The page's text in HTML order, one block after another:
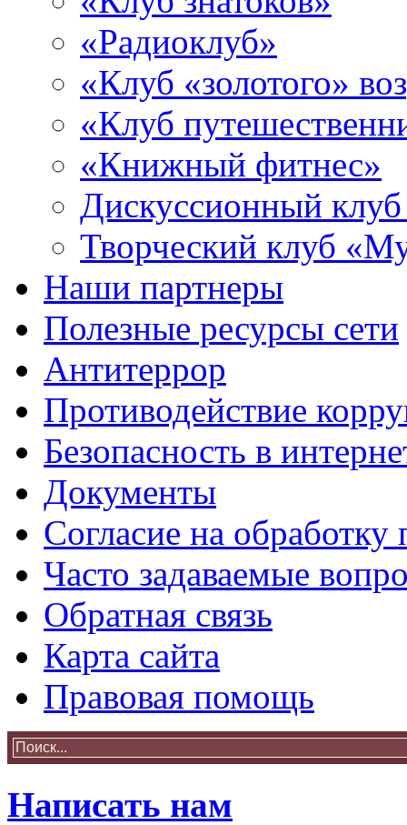
«Радиоклуб»
«Клуб «золотого»
«Клуб
«Книжный фитнес»
Дискуссионный
Творческий клуб
Наши партнеры
Полезные ресурсы сети
Антитеррор
Противодействие
Безопасность в
Документы
Согласие на
Часто задаваемые
Обратная связь
Карта сайта
Правовая помощь
Написать нам